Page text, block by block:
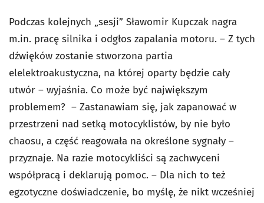
Podczas kolejnych „sesji” Sławomir Kupczak nagra
m.in. pracę silnika i odgłos zapalania motoru. – Z tych
dźwięków zostanie stworzona partia
elelektroakustyczna, na której oparty będzie cały
utwór – wyjaśnia. Co może być największym
problemem? – Zastanawiam się, jak zapanować w
przestrzeni nad setką motocyklistów, by nie było
chaosu, a część reagowała na określone sygnały –
przyznaje. Na razie motocykliści są zachwyceni
współpracą i deklarują pomoc. – Dla nich to też
egzotyczne doświadczenie, bo myślę, że nikt wcześniej